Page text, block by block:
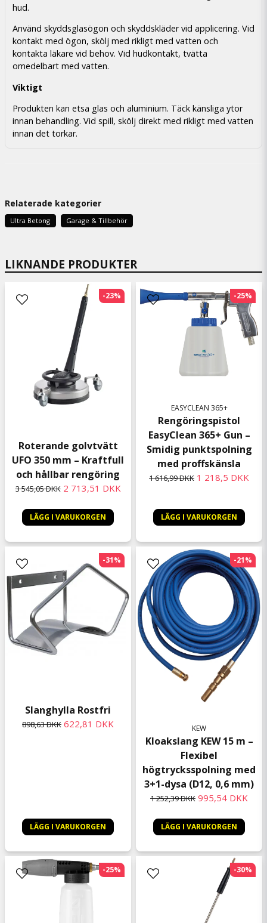
hud.
Använd skyddsglasögon och skyddskläder vid applicering. Vid
kontakt med ögon, skölj med rikligt med vatten och
kontakta läkare vid behov. Vid hudkontakt, tvätta
omedelbart med vatten.
Viktigt
Produkten kan etsa glas och aluminium. Täck känsliga ytor
innan behandling. Vid spill, skölj direkt med rikligt med vatten
innan det torkar.
LIKNANDE PRODUKTER
Roterande golvtvätt
UFO 350 mm – Kraftfull
och hållbar rengöring
3 545,05 DKK 2 713,51 DKK
LÄGG I VARUKORGEN
-23%
EASYCLEAN 365+
Rengöringspistol
EasyClean 365+ Gun –
Smidig punktspolning
med proffskänsla
1 616,99 DKK 1 218,5 DKK
LÄGG I VARUKORGEN
-25%
Slanghylla Rostfri
898,63 DKK 622,81 DKK
LÄGG I VARUKORGEN
-31%
KEW
Kloakslang KEW 15 m –
Flexibel
högtrycksspolning med
3+1-dysa (D12, 0,6 mm)
1 252,39 DKK 995,54 DKK
LÄGG I VARUKORGEN
-21%
-25% -30%
Relaterade kategorier
Ultra Betong Garage & Tillbehör